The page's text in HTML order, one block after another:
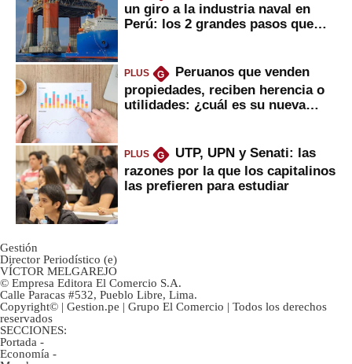
un giro a la industria naval en
Perú: los 2 grandes pasos que
PLUS G
Peruanos que venden
propiedades, reciben herencia o
utilidades: ¿cuál es su nueva
PLUS G
UTP, UPN y Senati: las
razones por la que los capitalinos
las prefieren para estudiar
Gestión
Director Periodístico (e)
VÍCTOR MELGAREJO
© Empresa Editora El Comercio S.A.
Calle Paracas #532, Pueblo Libre, Lima.
Copyright© | Gestion.pe | Grupo El Comercio | Todos los derechos
reservados
SECCIONES:
Portada -
Economía -